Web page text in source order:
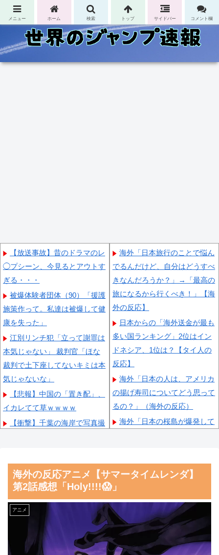
コンテンツへスキップ
【放送事故】昔のドラマのレ
◯プシーン、今見るとアウトす
ぎる・・・
被爆体験者団体（90）「援護
施策作って。私達は被爆して健
康を失った」
江別リンチ犯「立って謝罪は
本気じゃない」 裁判官「ほな
裁判で土下座してないキミは本
気じゃないな」
【悲報】中国の「置き配」、
イカレてて草ｗｗｗｗ
【衝撃】千葉の海岸で写真撮
【朗報】齋藤飛鳥、前屈みで
完全に見えてる動画が拡散され
てしまう…
磁気嵐、地球由来のイオンが
主導…JAXAの衛星「あらせ」
舌を絡ませて、唾液交換して
海外「日本旅行のことで悩ん
でるんだけど、自分はどうすべ
きなんだろうか？」→「最高の
旅になるから行くべき！」【海
外の反応】
日本からの「海外送金が最も
多い国ランキング」2位はイン
ドネシア、1位は？【タイ人の
反応】
海外「日本の人は、アメリカ
の揚げ寿司についてどう思って
るの？」（海外の反応）
海外「日本の桜島が爆発して
応
外国人「ドイツと日本、あら
ゆる面を比較したらどっちが上
なの？」
韓国人「韓流のブームが完全
に終わった理由って何なんだ？
日本でも全然K-POPの話題が出
海外の反応アニメ【サマータイムレンダ】
第2話感想「Holy!!!!😱」
アニメ
メニュー ホーム 検索 トップ サイドバー コメント欄